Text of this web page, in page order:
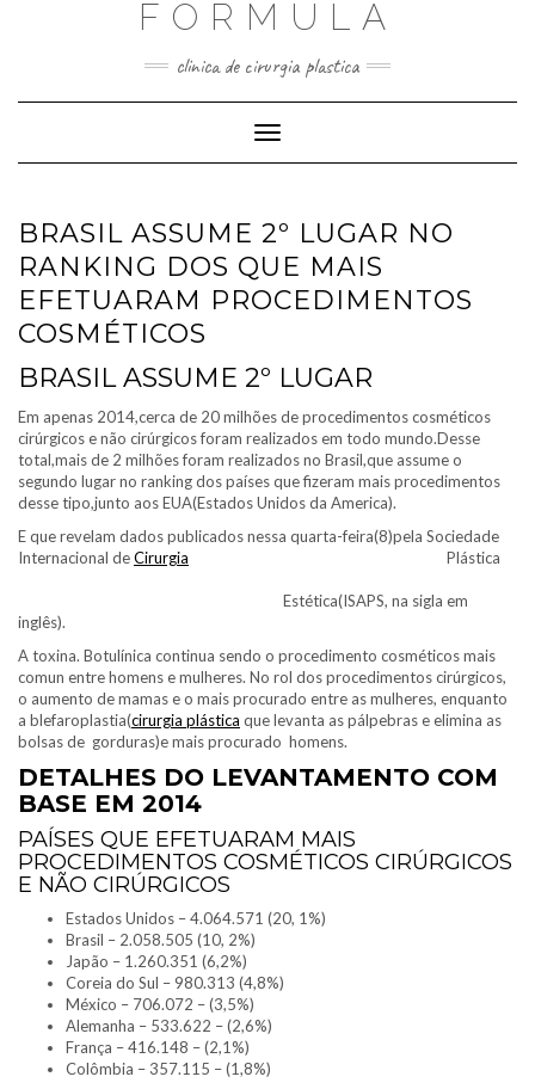
FORMULA
clinica de cirurgia plastica
Toggle
Navigation
BRASIL ASSUME 2º LUGAR NO
RANKING DOS QUE MAIS
EFETUARAM PROCEDIMENTOS
COSMÉTICOS
BRASIL ASSUME 2º LUGAR
Em apenas 2014,cerca de 20 milhões de procedimentos cosméticos
cirúrgicos e não cirúrgicos foram realizados em todo mundo.Desse
total,mais de 2 milhões foram realizados no Brasil,que assume o
segundo lugar no ranking dos países que fizeram mais procedimentos
desse tipo,junto aos EUA(Estados Unidos da America).
E que revelam dados publicados nessa quarta-feira(8)pela Sociedade
Internacional deCirurgia Plástica
Estética(ISAPS, na sigla em
inglês).
A toxina. Botulínica continua sendo o procedimento cosméticos mais
comun entre homens e mulheres. No rol dos procedimentos cirúrgicos,
o aumento de mamas e o mais procurado entre as mulheres, enquanto
a blefaroplastia(cirurgia plástica que levanta as pálpebras e elimina as
bolsas de gorduras)e mais procurado homens.
DETALHES DO LEVANTAMENTO COM
BASE EM 2014
PAÍSES QUE EFETUARAM MAIS
PROCEDIMENTOS COSMÉTICOS CIRÚRGICOS
E NÃO CIRÚRGICOS
Estados Unidos – 4.064.571 (20, 1%)
Brasil – 2.058.505 (10, 2%)
Japão – 1.260.351 (6,2%)
Coreia do Sul – 980.313 (4,8%)
México – 706.072 – (3,5%)
Alemanha – 533.622 – (2,6%)
França – 416.148 – (2,1%)
Colômbia – 357.115 – (1,8%)